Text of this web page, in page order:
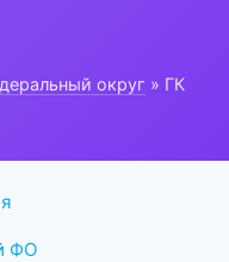
округ » ГК
ФО